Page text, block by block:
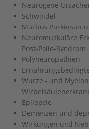
Neurogene
Schwindel
Morbus Parkinson
Neuromuskuläre
Post-Polio-Syndrom
Polyneuropathien
Wurzel- und
Epilepsie
Demenzen und
Wirkungen und